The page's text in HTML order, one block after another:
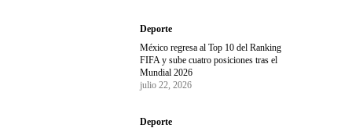
Deporte
México regresa al Top 10 del Ranking
FIFA y sube cuatro posiciones tras el
Mundial 2026
julio 22, 2026
Deporte